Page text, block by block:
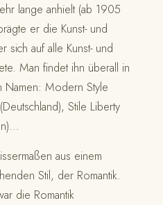
lange anhielt (ab 1905
er die Kunst- und
sich auf alle Kunst- und
Man findet ihn überall in
Namen: Modern Style
Stile Liberty
aus einem
Stil, der Romantik.
die Romantik